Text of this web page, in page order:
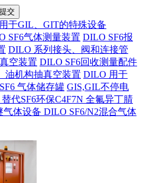
于GIL、GIT的特殊设备
SF6气体测量装置 DILO SF6报
DILO 系列接头、阀和连接管
空装置 DILO SF6回收测量配件
油机构抽真空装置 DILO 用于
气体储存罐 GIS,GIL不停电
代SF6环保C4F7N 全氟异丁腈
气体设备 DILO SF6/N2混合气体